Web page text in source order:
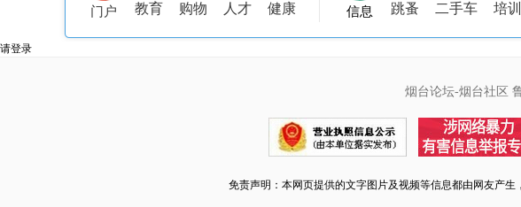
门户
教育
购物 人才 健康 信息
跳蚤
二手车 培训
请登录
烟台论坛-烟台社区
免责声明：本网页提供的文字图片及视频等信息都由网友产